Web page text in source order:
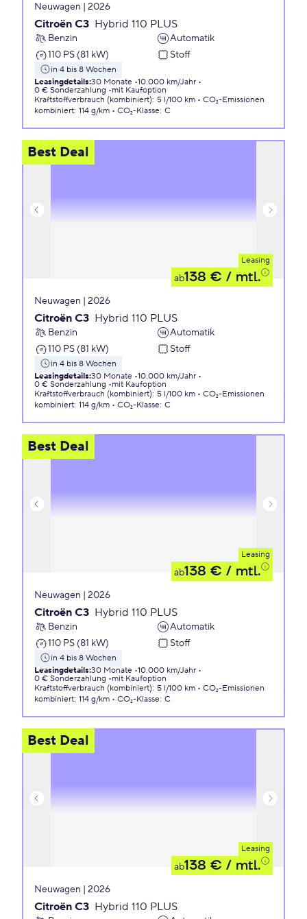
Neuwagen | 2026
Citroën C3 Hybrid 110 PLUS
Benzin
Automatik
110 PS (81 kW)
Stoff
in 4 bis 8 Wochen
Leasingdetails:30 Monate 10.000 km/Jahr
0 € Sonderzahlung
mit Kaufoption
Kraftstoffverbrauch (kombiniert): 5 l/100 km
CO₂-Emissionen
kombiniert: 114 g/km CO₂-Klasse: C
Best Deal
Leasing
ab138 € / mtl.
Neuwagen | 2026
Citroën C3 Hybrid 110 PLUS
Benzin
Automatik
110 PS (81 kW)
Stoff
in 4 bis 8 Wochen
Leasingdetails:30 Monate 10.000 km/Jahr
0 € Sonderzahlung
mit Kaufoption
Kraftstoffverbrauch (kombiniert): 5 l/100 km
CO₂-Emissionen
kombiniert: 114 g/km CO₂-Klasse: C
Best Deal
Leasing
ab138 € / mtl.
Neuwagen | 2026
Citroën C3 Hybrid 110 PLUS
Benzin
Automatik
110 PS (81 kW)
Stoff
in 4 bis 8 Wochen
Leasingdetails:30 Monate 10.000 km/Jahr
0 € Sonderzahlung
mit Kaufoption
Kraftstoffverbrauch (kombiniert): 5 l/100 km
CO₂-Emissionen
kombiniert: 114 g/km CO₂-Klasse: C
Best Deal
Leasing
ab138 € / mtl.
Neuwagen | 2026
Citroën C3 Hybrid 110 PLUS